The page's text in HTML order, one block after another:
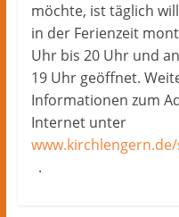
möchte, ist täglich
in der Ferienzeit
Uhr bis 20 Uhr und
19 Uhr geöffnet.
Informationen zum
Internet unter
.